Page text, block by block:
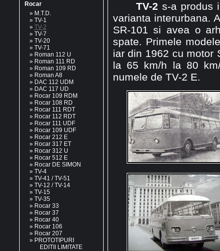
Rocar
» M.T.D.
» TV-1
» TV-2
» TV-7
» TV-20
» TV-71
» Roman 112 U
» Roman 111 RD
» Roman 109 RD
» Roman A8
» DAC 112 UDM
» DAC 117 UD
» Rocar 109 RDM
» Rocar 108 RD
» Rocar 111 RDT
» Rocar 112 RDT
» Rocar 111 UDF
» Rocar 109 UDF
» Rocar 212 E
» Rocar 317 ET
» Rocar 312 U
» Rocar 512 E
» Rocar DE SIMON
» TV-4
» TV-41 / TV-51
» TV-12 / TV-14
» TV-15
» TV-35
» Rocar 33
» Rocar 37
» Rocar 40
» Rocar 106
» Rocar 207
» PROTOTIPURI
EDITII LIMITATE
TV-2 s-a produs
varianta interurbana.
SR-101 si avea o
spate. Primele
iar din 1962 cu motor
la 65 km/h la 80
numele de TV-2 E.